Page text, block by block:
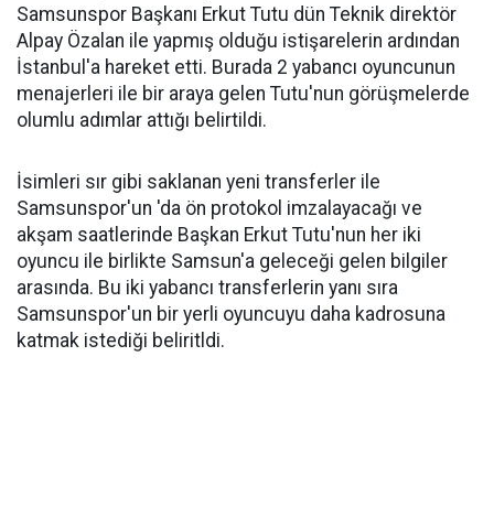
Samsunspor Başkanı Erkut Tutu dün Teknik direktör
Alpay Özalan ile yapmış olduğu istişarelerin ardından
İstanbul'a hareket etti. Burada 2 yabancı oyuncunun
menajerleri ile bir araya gelen Tutu'nun görüşmelerde
olumlu adımlar attığı belirtildi.
İsimleri sır gibi saklanan yeni transferler ile
Samsunspor'un 'da ön protokol imzalayacağı ve
akşam saatlerinde Başkan Erkut Tutu'nun her iki
oyuncu ile birlikte Samsun'a geleceği gelen bilgiler
arasında. Bu iki yabancı transferlerin yanı sıra
Samsunspor'un bir yerli oyuncuyu daha kadrosuna
katmak istediği beliritldi.